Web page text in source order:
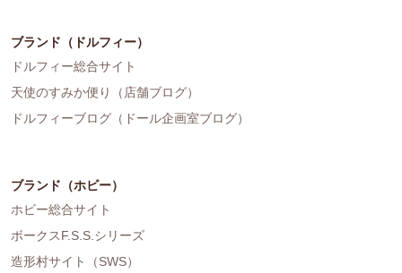
ブランド（ドルフィー）
ドルフィー総合サイト
天使のすみか便り（店舗ブログ）
ドルフィーブログ（ドール企画室ブログ）
ブランド（ホビー）
ホビー総合サイト
ボークスF.S.S.シリーズ
造形村サイト（SWS）